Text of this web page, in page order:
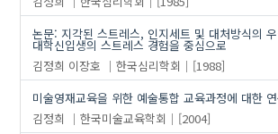
논문: 지각된 스트레스, 인지세트 및 대처방식의
대학신입생의 스트레스 경험을 중심으로
김정희 이장호 한국심리학회
[1988]
미술영재교육을 위한 예술통합 교육과정에 대한
김정희
한국미술교육학회
[2004]